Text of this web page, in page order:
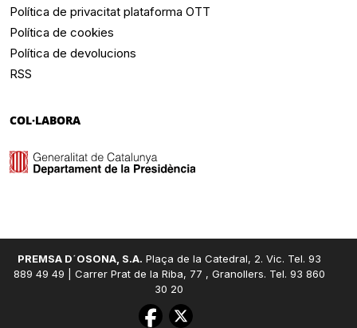
Política de privacitat plataforma OTT
Política de cookies
Política de devolucions
RSS
COL·LABORA
PREMSA D´OSONA, S.A. Plaça de la Catedral, 2. Vic. Tel. 93
889 49 49 | Carrer Prat de la Riba, 77 , Granollers. Tel. 93 860
30 20